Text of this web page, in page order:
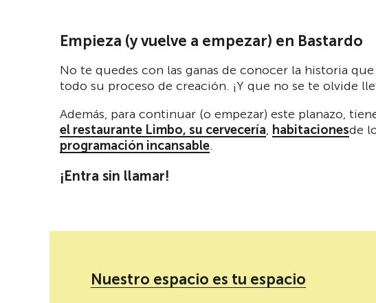
Empieza (y vuelve a empezar) en Bastardo
No te quedes con las ganas de conocer la historia
todo su proceso de creación. ¡Y que no se te olvide
Además, para continuar (o empezar) este planazo,
el restaurante Limbo, su cervecería, habitacionesde
programación incansable.
¡Entra sin llamar!
Nuestro espacio es tu espacio